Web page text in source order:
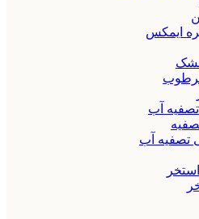
ایمکس
تصفیه آب